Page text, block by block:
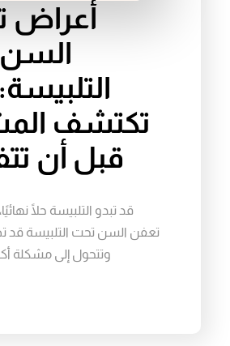
أعراض
تكتشف
قبل أن
قد تبدو التلبيسة حلًا
تعفن السن تحت التلبيسة
وتتحول إلى مشكلة